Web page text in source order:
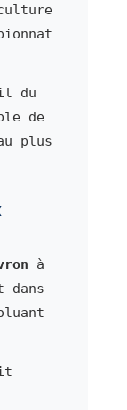
du
de
plus
à
dans